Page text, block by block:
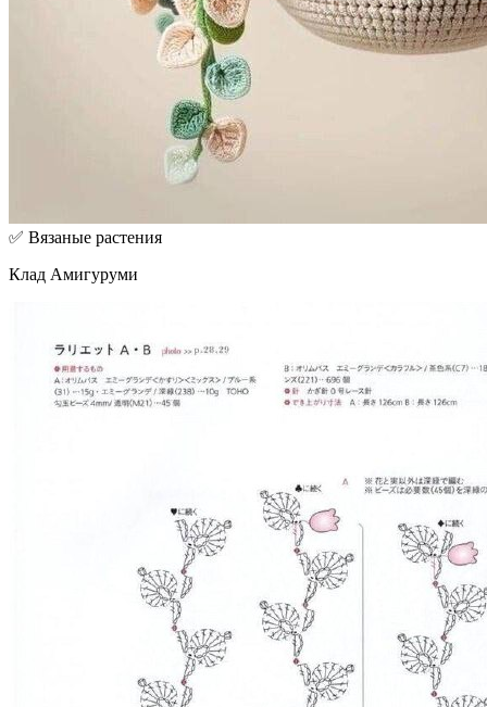
✅ Вязаные растения
Клад Амигуруми